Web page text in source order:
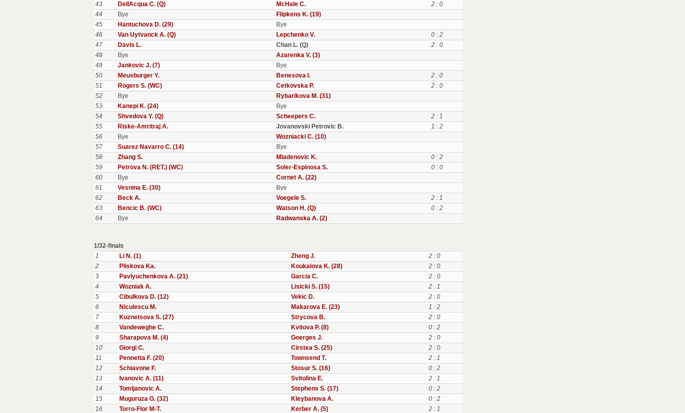
43
DellAcqua C. (Q) McHale C.
2 : 0
44
Bye
Flipkens K. (19)
45
Hantuchova D. (29)
Bye
46
Van Uytvanck A. (Q) Lepchenko V.
0 : 2
47
Davis L. Chan L. (Q)
2 : 0
48
Bye
Azarenka V. (3)
49
Jankovic J. (7)
Bye
50
Meusburger Y. Benesova I.
2 : 0
51
Rogers S. (WC) Cetkovska P.
2 : 0
52
Bye
Rybarikova M. (31)
53
Kanepi K. (24)
Bye
54
Shvedova Y. (Q) Scheepers C.
2 : 1
55
Riske-Amritraj A. Jovanovski Petrovic B.
1 : 2
56
Bye
Wozniacki C. (10)
57
Suarez Navarro C. (14)
Bye
58
Zhang S. Mladenovic K.
0 : 2
59
Petrova N. (RET.) (WC) Soler-Espinosa S.
0 : 0
60
Bye
Cornet A. (22)
61
Vesnina E. (30)
Bye
62
Beck A. Voegele S.
2 : 1
63
Bencic B. (WC) Watson H. (Q)
0 : 2
64
Bye Radwanska A. (2)
1/32-finals
1
Li N. (1) Zheng J.
2 : 0
2
Pliskova Ka. Koukalova K. (28)
2 : 0
3
Pavlyuchenkova A. (21) Garcia C.
2 : 0
4
Wozniak A. Lisicki S. (15)
2 : 1
5
Cibulkova D. (12) Vekic D.
2 : 0
6
Niculescu M. Makarova E. (23)
1 : 2
7
Kuznetsova S. (27) Strycova B.
2 : 0
8
Vandeweghe C. Kvitova P. (8)
0 : 2
9
Sharapova M. (4) Goerges J.
2 : 0
10
Giorgi C. Cirstea S. (25)
2 : 0
11
Pennetta F. (20) Townsend T.
2 : 1
12
Schiavone F. Stosur S. (16)
0 : 2
13
Ivanovic A. (11) Svitolina E.
2 : 1
14
Tomljanovic A. Stephens S. (17)
0 : 2
15
Muguruza G. (32) Kleybanova A.
0 : 2
16
Torro-Flor M-T. Kerber A. (5)
2 : 1